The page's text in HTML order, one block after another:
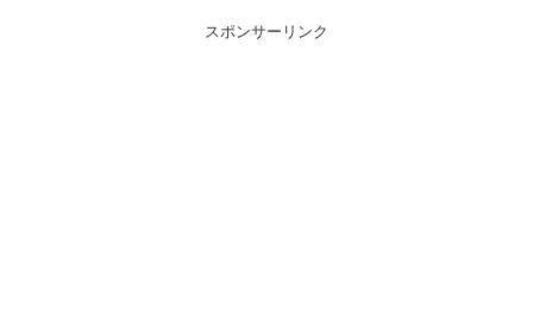
スポンサーリンク